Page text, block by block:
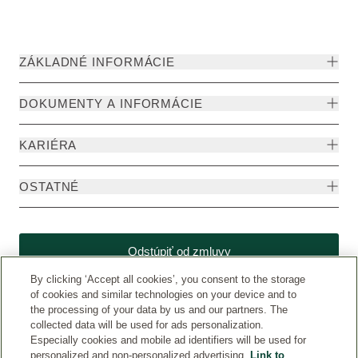
ZÁKLADNÉ INFORMÁCIE
DOKUMENTY A INFORMÁCIE
KARIÉRA
OSTATNÉ
Odstúpiť od zmluvy
By clicking ‘Accept all cookies’, you consent to the storage
of cookies and similar technologies on your device and to
the processing of your data by us and our partners. The
collected data will be used for ads personalization.
Especially cookies and mobile ad identifiers will be used for
personalized and non-personalized advertising.
Link to